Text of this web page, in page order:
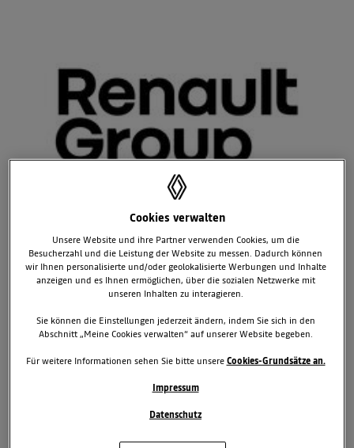
MOTORSPORT VOM FEINSTEN
BEGEISTERTE DIE FANS
Die World Series by Renault 2013 sorgten bei ihrer Premiere auf
Marco Sörensen, Mirko Bortolotti, Massimiliano Pedalà verlassen
Spielberg als Doppelsieger. Mit insgesamt fünf Rennen ging heute
der erste Auftritt der World Series by Renault in Österreich zu Ende.
Auf dem Red Bull Ring in Spielberg standen der elfte Saisonlauf in
der Formula Renault 3.5 Series, der achte Lauf zum Eurocup
V6 sowie die Rennen fünf und sechs im Eurocup Clio auf dem
Programm. Außerdem stellte sich Toro-Rosso-Pilot Jean-Eric Vergne
Cookies verwalten
Unsere Website und ihre Partner verwenden Cookies, um die
Besucherzahl und die Leistung der Website zu messen. Dadurch können
wir Ihnen personalisierte und/oder geolokalisierte Werbungen und Inhalte
anzeigen und es Ihnen ermöglichen, über die sozialen Netzwerke mit
unseren Inhalten zu interagieren.
Sie können die Einstellungen jederzeit ändern, indem Sie sich in den
Abschnitt „Meine Cookies verwalten“ auf unserer Website begeben.
Für weitere Informationen sehen Sie bitte unsereCookies-Grundsätze an.
Impressum
Datenschutz